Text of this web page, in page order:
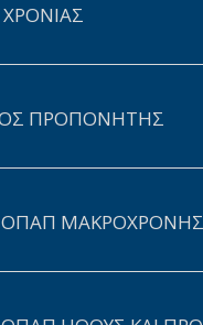
ΠΡΟΠΟΝΗΤΗΣ
ΜΑΚΡΟΧΡΟΝΗΣ